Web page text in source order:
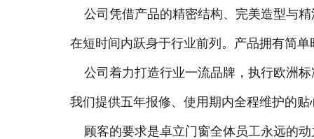
公司凭借产品的精密结构、完美造型与
在短时间内跃身于行业前列。产品拥有简
公司着力打造行业一流品牌，执行欧洲
我们提供五年报修、使用期内全程维护的贴
顾客的要求是卓立门窗全体员工永远的动